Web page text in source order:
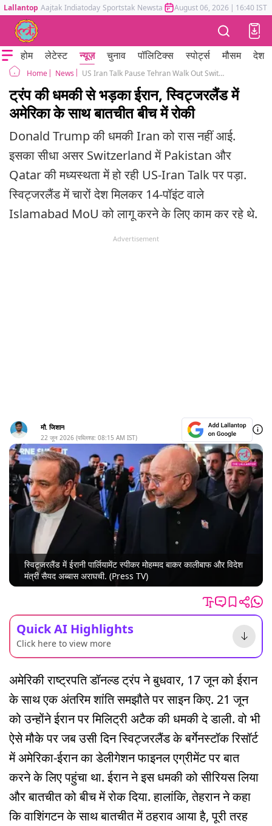
Lallantop Aajtak Indiatoday Sportstak Newstak Mumbai Tak Astrotak
August 06, 2026 | 16:40 IST
होम लेटेस्ट न्यूज़ चुनाव पॉलिटिक्स स्पोर्ट्स मौसम देश
Home News US Iran Talk Pause Tehran Walk Out Switzerland Donald Trump Threat Pakistan Qatar
ट्रंप की धमकी से भड़का ईरान, स्विट्जरलैंड में
अमेरिका के साथ बातचीत बीच में रोकी
Donald Trump की धमकी Iran को रास नहीं आई.
इसका सीधा असर Switzerland में Pakistan और
Qatar की मध्यस्थता में हो रही US-Iran Talk पर पड़ा.
स्विट्जरलैंड में चारों देश मिलकर 14-पॉइंट वाले
Islamabad MoU को लागू करने के लिए काम कर रहे थे.
Advertisement
मौ. जिशान
22 जून 2026 (पब्लिश्ड: 08:15 AM IST)
स्विट्जरलैंड में ईरानी पार्लियामेंट स्पीकर मोहम्मद बाकर कालीबाफ और विदेश
मंत्री सैयद अब्बास अराघची. (Press TV)
Quick AI Highlights
Click here to view more
अमेरिकी राष्ट्रपति डॉनल्ड ट्रंप ने बुधवार, 17 जून को ईरान
के साथ एक अंतरिम शांति समझौते पर साइन किए. 21 जून
को उन्होंने ईरान पर मिलिट्री अटैक की धमकी दे डाली. वो भी
ऐसे मौके पर जब उसी दिन स्विट्जरलैंड के बर्गेनस्टॉक रिसॉर्ट
में अमेरिका-ईरान का डेलीगेशन फाइनल एग्रीमेंट पर बात
करने के लिए पहुंचा था. ईरान ने इस धमकी को सीरियस लिया
और बातचीत को बीच में रोक दिया. हालांकि, तेहरान ने कहा
कि वाशिंगटन के साथ बातचीत में ठहराव आया है, पूरी तरह